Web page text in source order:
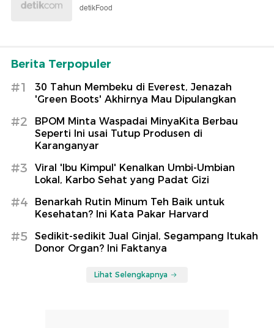
detikFood
Berita Terpopuler
#1
30 Tahun Membeku di Everest, Jenazah
'Green Boots' Akhirnya Mau Dipulangkan
#2
BPOM Minta Waspadai MinyaKita Berbau
Seperti Ini usai Tutup Produsen di
Karanganyar
#3
Viral 'Ibu Kimpul' Kenalkan Umbi-Umbian
Lokal, Karbo Sehat yang Padat Gizi
#4
Benarkah Rutin Minum Teh Baik untuk
Kesehatan? Ini Kata Pakar Harvard
#5
Sedikit-sedikit Jual Ginjal, Segampang Itukah
Donor Organ? Ini Faktanya
Lihat Selengkapnya